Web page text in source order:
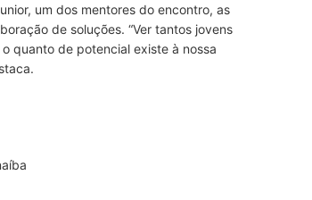
um dos mentores do encontro, as
de soluções. “Ver tantos jovens
quanto de potencial existe à nossa